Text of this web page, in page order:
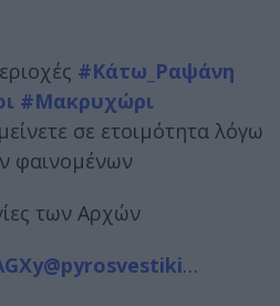
#Κάτω_Ραψάνη
#Μακρυχώρι
σε ετοιμότητα λόγω
φαινομένων
των Αρχών
@pyrosvestiki…